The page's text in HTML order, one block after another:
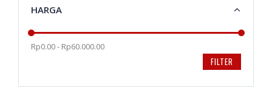
HARGA
Rp0.00 - Rp60.000.00
FILTER